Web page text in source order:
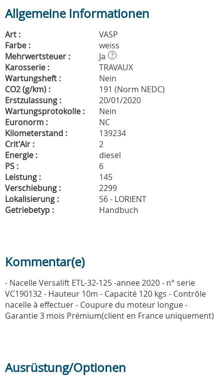
Allgemeine Informationen
Art :
VASP
Farbe :
weiss
Mehrwertsteuer :
Ja ?
Karosserie :
TRAVAUX
Wartungsheft :
Nein
CO2 (g/km) :
191 (Norm NEDC)
Erstzulassung :
20/01/2020
Wartungsprotokolle :
Nein
Euronorm :
NC
Kilometerstand :
139234
Crit'Air :
2
Energie :
diesel
PS :
6
Leistung :
145
Verschiebung :
2299
Lokalisierung :
56 - LORIENT
Getriebetyp :
Handbuch
Kommentar(e)
- Nacelle Versalift ETL-32-125 -annee 2020 - n° serie
VC190132 - Hauteur 10m - Capacité 120 kgs - Contrôle
nacelle à effectuer - Coupure du moteur longue -
Garantie 3 mois Prémium(client en France uniquement)
Ausrüstung/Optionen